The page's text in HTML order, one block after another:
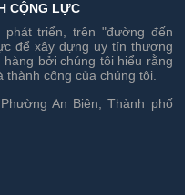
Switch Dahua S1000-8TP 8
Cổng
Gía hãng : 9,000,000₫
6,300,000₫
CỘNG LỰC
triển, trên "đường đến
để xây dựng uy tín thương
bởi chúng tôi hiểu rằng
công của chúng tôi.
An Biên, Thành phố